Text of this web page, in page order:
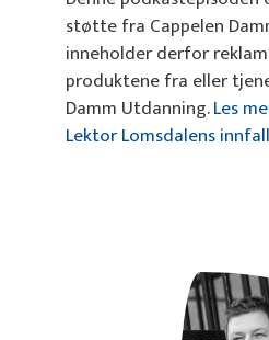
støtte fra Cappelen
inneholder derfor
produktene fra eller
Damm Utdanning.Les
Lektor Lomsdalens